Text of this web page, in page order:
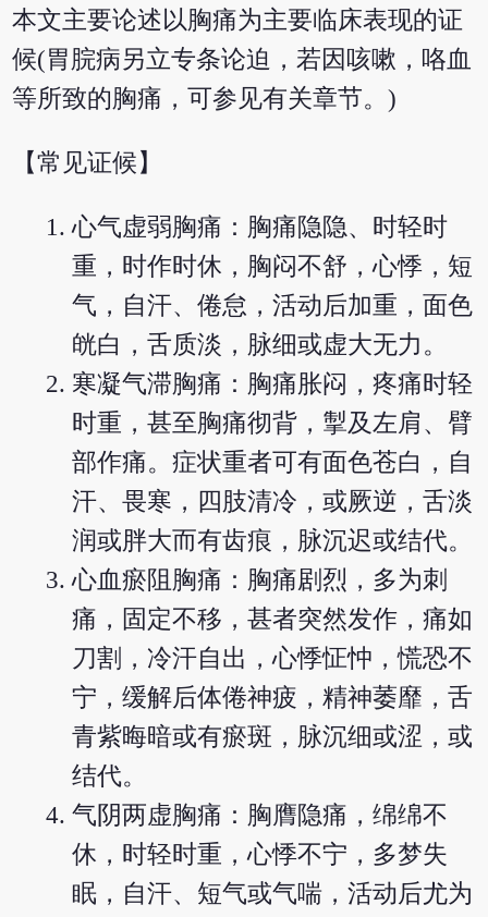
本文主要论述以胸痛为主要临床表现的证
候(胃脘病另立专条论迫，若因咳嗽，咯血
等所致的胸痛，可参见有关章节。)
【常见证候】
心气虚弱胸痛：胸痛隐隐、时轻时
重，时作时休，胸闷不舒，心悸，短
气，自汗、倦怠，活动后加重，面色
㿠白，舌质淡，脉细或虚大无力。
寒凝气滞胸痛：胸痛胀闷，疼痛时轻
时重，甚至胸痛彻背，掣及左肩、臂
部作痛。症状重者可有面色苍白，自
汗、畏寒，四肢清冷，或厥逆，舌淡
润或胖大而有齿痕，脉沉迟或结代。
心血瘀阻胸痛：胸痛剧烈，多为刺
痛，固定不移，甚者突然发作，痛如
刀割，冷汗自出，心悸怔忡，慌恐不
宁，缓解后体倦神疲，精神萎靡，舌
青紫晦暗或有瘀斑，脉沉细或涩，或
结代。
气阴两虚胸痛：胸膺隐痛，绵绵不
休，时轻时重，心悸不宁，多梦失
眠，自汗、短气或气喘，活动后尤为